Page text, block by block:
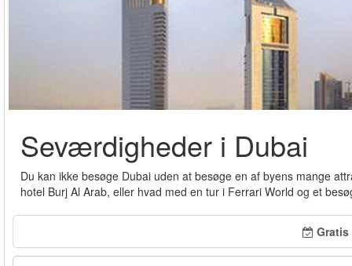
Seværdigheder i Dubai
Du kan ikke besøge Dubai uden at besøge en af byens mange
hotel Burj Al Arab, eller hvad med en tur i Ferrari World og et